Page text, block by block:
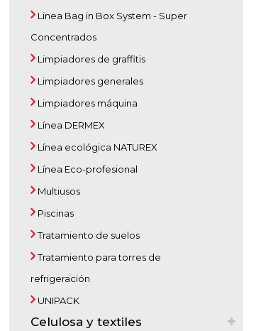
Linea Bag in Box System - Super
Concentrados
Limpiadores de graffitis
Limpiadores generales
Limpiadores máquina
Línea DERMEX
Línea ecológica NATUREX
Línea Eco-profesional
Multiusos
Piscinas
Tratamiento de suelos
Tratamiento para torres de
refrigeración
UNIPACK
Celulosa y textiles